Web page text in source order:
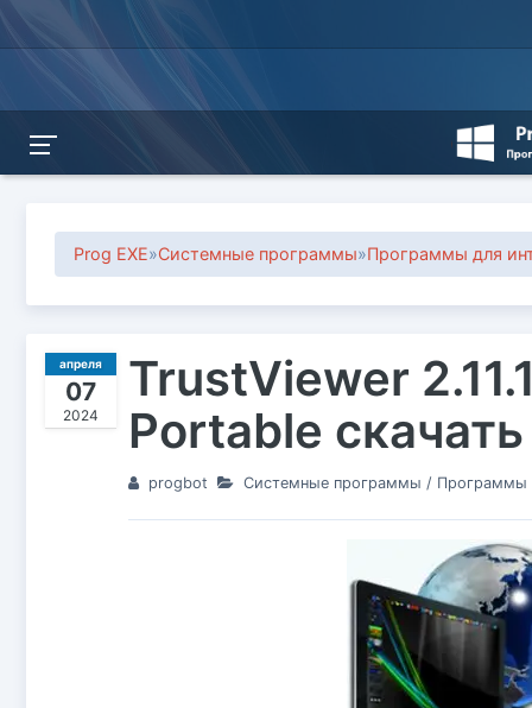
Prog EXE»Системные программы»Программы для
апреля
07
2024
TrustViewer
Portable
progbot Системные программы / Программы